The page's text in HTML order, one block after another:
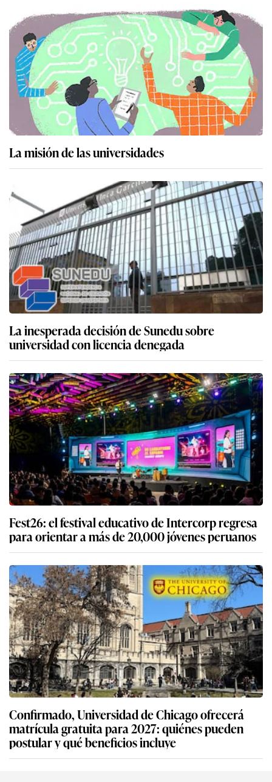
La misión de las universidades
La inesperada decisión de Sunedu sobre
universidad con licencia denegada
Fest26: el festival educativo de Intercorp regresa
para orientar a más de 20,000 jóvenes peruanos
Confirmado, Universidad de Chicago ofrecerá
matrícula gratuita para 2027: quiénes pueden
postular y qué beneficios incluye